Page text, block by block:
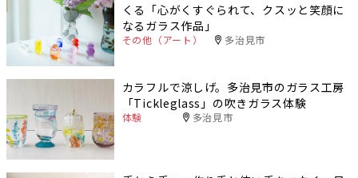
くる「心がくすぐられて、クスッと笑顔に
なるガラス作品」
その他（アート） 多治見市
カラフルで涼しげ。多治見市のガラス工房
「Tickleglass」の吹きガラス体験
体験 多治見市